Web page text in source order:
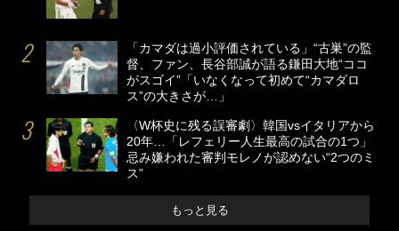
「カマダは過小評価されている」“古巣”の監
督、ファン、長谷部誠が語る鎌田大地“ココ
がスゴイ”「いなくなって初めて“カマダロ
ス”の大きさが…」
〈W杯史に残る誤審劇〉韓国vsイタリアから
20年…「レフェリー人生最高の試合の1つ」
忌み嫌われた審判モレノが認めない“2つのミ
ス”
もっと見る